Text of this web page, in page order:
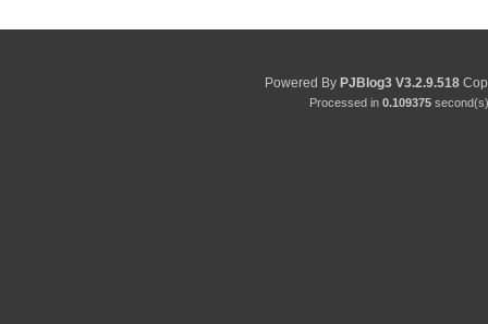
Powered By PJBlog3 V3.2.9.518
Processed in 0.109375